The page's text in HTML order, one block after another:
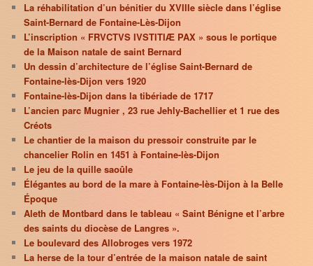
La réhabilitation d’un bénitier du XVIIIe siècle dans l’église
Saint-Bernard de Fontaine-Lès-Dijon
L’inscription « FRVCTVS IVSTITIÆ PAX » sous le portique
de la Maison natale de saint Bernard
Un dessin d’architecture de l’église Saint-Bernard de
Fontaine-lès-Dijon vers 1920
Fontaine-lès-Dijon dans la tibériade de 1717
L’ancien parc Mugnier , 23 rue Jehly-Bachellier et 1 rue des
Créots
Le chantier de la maison du pressoir construite par le
chancelier Rolin en 1451 à Fontaine-lès-Dijon
Le jeu de la quille saoûle
Élégantes au bord de la mare à Fontaine-lès-Dijon à la Belle
Époque
Aleth de Montbard dans le tableau « Saint Bénigne et l’arbre
des saints du diocèse de Langres ».
Le boulevard des Allobroges vers 1972
La herse de la tour d’entrée de la maison natale de saint